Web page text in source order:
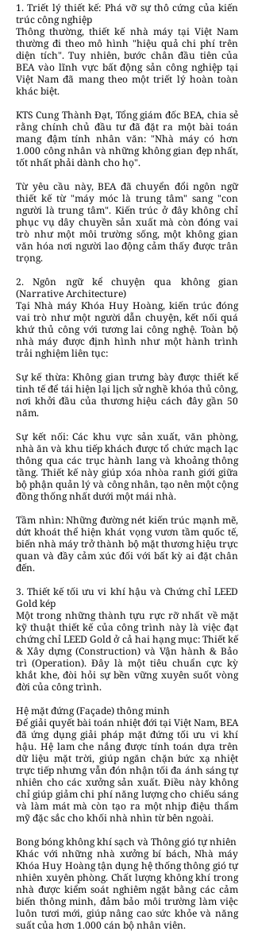
1. Triết lý thiết kế: Phá vỡ sự thô cứng của kiến
trúc công nghiệp
Thông thường, thiết kế nhà máy tại Việt Nam
thường đi theo mô hình "hiệu quả chi phí trên
diện tích". Tuy nhiên, bước chân đầu tiên của
BEA vào lĩnh vực bất động sản công nghiệp tại
Việt Nam đã mang theo một triết lý hoàn toàn
khác biệt.
KTS Cung Thành Đạt, Tổng giám đốc BEA, chia sẻ
rằng chính chủ đầu tư đã đặt ra một bài toán
mang đậm tính nhân văn: "Nhà máy có hơn
1.000 công nhân và những không gian đẹp nhất,
tốt nhất phải dành cho họ".
Từ yêu cầu này, BEA đã chuyển đổi ngôn ngữ
thiết kế từ "máy móc là trung tâm" sang "con
người là trung tâm". Kiến trúc ở đây không chỉ
phục vụ dây chuyền sản xuất mà còn đóng vai
trò như một môi trường sống, một không gian
văn hóa nơi người lao động cảm thấy được trân
trọng.
2. Ngôn ngữ kể chuyện qua không gian
(Narrative Architecture)
Tại Nhà máy Khóa Huy Hoàng, kiến trúc đóng
vai trò như một người dẫn chuyện, kết nối quá
khứ thủ công với tương lai công nghệ. Toàn bộ
nhà máy được định hình như một hành trình
trải nghiệm liên tục:
Sự kế thừa: Không gian trưng bày được thiết kế
tinh tế để tái hiện lại lịch sử nghề khóa thủ công,
nơi khởi đầu của thương hiệu cách đây gần 50
năm.
Sự kết nối: Các khu vực sản xuất, văn phòng,
nhà ăn và khu tiếp khách được tổ chức mạch lạc
thông qua các trục hành lang và khoảng thông
tầng. Thiết kế này giúp xóa nhòa ranh giới giữa
bộ phận quản lý và công nhân, tạo nên một cộng
đồng thống nhất dưới một mái nhà.
Tầm nhìn: Những đường nét kiến trúc mạnh mẽ,
dứt khoát thể hiện khát vọng vươn tầm quốc tế,
biến nhà máy trở thành bộ mặt thương hiệu trực
quan và đầy cảm xúc đối với bất kỳ ai đặt chân
đến.
3. Thiết kế tối ưu vi khí hậu và Chứng chỉ LEED
Gold kép
Một trong những thành tựu rực rỡ nhất về mặt
kỹ thuật thiết kế của công trình này là việc đạt
chứng chỉ LEED Gold ở cả hai hạng mục: Thiết kế
& Xây dựng (Construction) và Vận hành & Bảo
trì (Operation). Đây là một tiêu chuẩn cực kỳ
khắt khe, đòi hỏi sự bền vững xuyên suốt vòng
đời của công trình.
Hệ mặt đứng (Façade) thông minh
Để giải quyết bài toán nhiệt đới tại Việt Nam, BEA
đã ứng dụng giải pháp mặt đứng tối ưu vi khí
hậu. Hệ lam che nắng được tính toán dựa trên
dữ liệu mặt trời, giúp ngăn chặn bức xạ nhiệt
trực tiếp nhưng vẫn đón nhận tối đa ánh sáng tự
nhiên cho các xưởng sản xuất. Điều này không
chỉ giúp giảm chi phí năng lượng cho chiếu sáng
và làm mát mà còn tạo ra một nhịp điệu thẩm
mỹ đặc sắc cho khối nhà nhìn từ bên ngoài.
Bong bóng không khí sạch và Thông gió tự nhiên
Khác với những nhà xưởng bí bách, Nhà máy
Khóa Huy Hoàng tận dụng hệ thống thông gió tự
nhiên xuyên phòng. Chất lượng không khí trong
nhà được kiểm soát nghiêm ngặt bằng các cảm
biến thông minh, đảm bảo môi trường làm việc
luôn tươi mới, giúp nâng cao sức khỏe và năng
suất của hơn 1.000 cán bộ nhân viên.